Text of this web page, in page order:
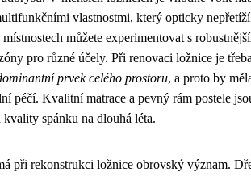
vlastnostmi, který opticky
můžete experimentovat s
pro různé účely. Při renovaci ložnice je
prvek celého prostoru, a proto by
péčí. Kvalitní matrace a pevný rám postele
kvality spánku na dlouhá léta.
při rekonstrukci ložnice obrovský význam.